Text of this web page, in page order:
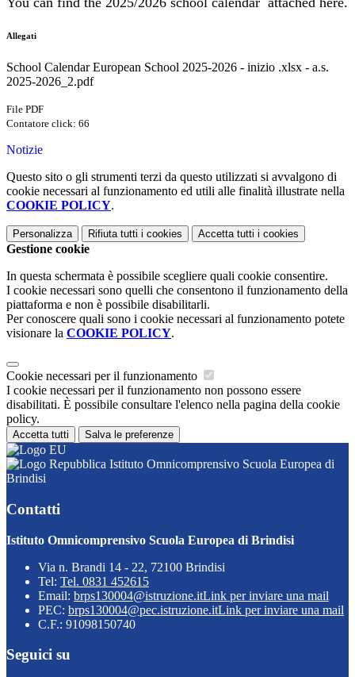
Allegati
School Calendar European School 2025-2026 - inizio .xlsx - a.s.
2025-2026_2.pdf
File PDF
Contatore click: 66
Notizie
Questo sito o gli strumenti terzi da questo utilizzati si avvalgono di
cookie necessari al funzionamento ed utili alle finalità illustrate nella
COOKIE POLICY.
Personalizza Rifiuta tutti i cookies Accetta tutti i cookies
Gestione cookie
In questa schermata è possibile scegliere quali cookie consentire.
I cookie necessari sono quelli che consentono il funzionamento della
piattaforma e non è possibile disabilitarli.
Per conoscere quali sono i cookie necessari al funzionamento potete
visionare la COOKIE POLICY.
Cookie necessari per il funzionamento
I cookie necessari per il funzionamento non possono essere
disabilitati. È possibile consultare l'elenco nella pagina della cookie
policy.
Accetta tutti Salva le preferenze
Istituto Omnicomprensivo Scuola Europea di
Brindisi
Contatti
Istituto Omnicomprensivo Scuola Europea di Brindisi
Via n. Brandi 14 - 22, 72100 Brindisi
Tel: Tel. 0831 452615
Email: brps130004@istruzione.itLink per inviare una mail
PEC: brps130004@pec.istruzione.itLink per inviare una mail
C.F.: 91098150740
Seguici su